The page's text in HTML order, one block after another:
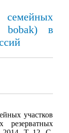
bobak) в
участков
резерватных